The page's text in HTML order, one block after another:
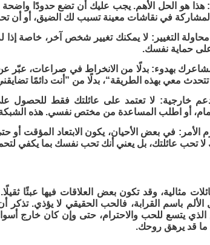
هذا هو الحل الأهم. يجب عليك أن تضع حدودًا واضحة
في نقاشات معينة تسبب لك الضيق، أو أن
التغيير: لا يمكنك تغيير شخص آخر، خاصة إذا
حماية نفسك.
بهدوء: بدلًا من الانخراط في صراعات، عبّر
معي بهذه الطريقة“، بدلًا من ”أنت دائمًا
خارجية: لا تعتمد على عائلتك فقط للحصول
أو اطلب المساعدة من مختص نفسي. هذه
لزم الأمر: في بعض الأحيان، يكون الابتعاد المؤقت
لا تحب عائلتك، بل يعني أنك تحب نفسك بما يكفي
مثالية، وقد تكون بعض العلاقات فيها عبئًا
الألم باسم القرابة، فالحب الحقيقي لا يؤذي.
يتسع للحب والاحترام، حتى وإن كان خارج
قد يرهق روحك.